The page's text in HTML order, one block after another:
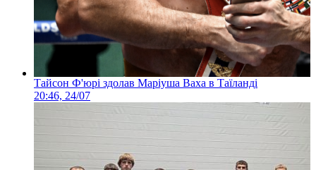
Тайсон Ф'юрі здолав Маріуша Ваха в Таїланді
20:46, 24/07